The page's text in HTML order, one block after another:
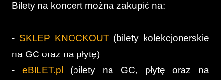
Bilety na koncert można zakupić na:
- SKLEP KNOCKOUT (bilety kolekcjonerskie
na GC oraz na płytę)
- eBILET.pl
(bilety na GC, płytę oraz na